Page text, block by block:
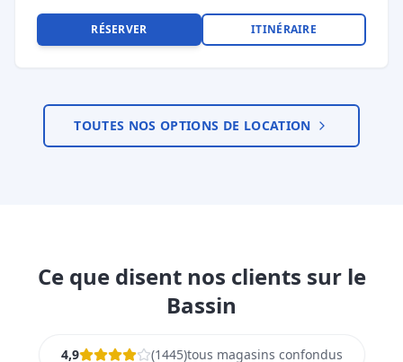
RÉSERVER ITINÉRAIRE
TOUTES NOS OPTIONS DE LOCATION
Ce que disent nos clients sur le
Bassin
4,9 (1445)tous magasins confondus